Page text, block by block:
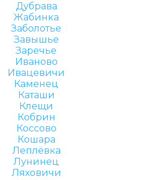
Дубрава
Жабинка
Заболотье
Завышье
Заречье
Иваново
Ивацевичи
Каменец
Каташи
Клещи
Кобрин
Коссово
Кошара
Леплёвка
Лунинец
Ляховичи